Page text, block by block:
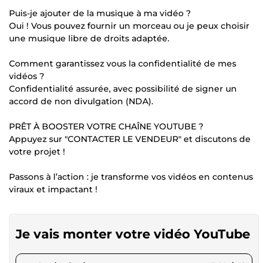
Puis-je ajouter de la musique à ma vidéo ?
Oui ! Vous pouvez fournir un morceau ou je peux choisir
une musique libre de droits adaptée.
Comment garantissez vous la confidentialité de mes
vidéos ?
Confidentialité assurée, avec possibilité de signer un
accord de non divulgation (NDA).
PRÊT À BOOSTER VOTRE CHAÎNE YOUTUBE ?
Appuyez sur "CONTACTER LE VENDEUR" et discutons de
votre projet !
Passons à l’action : je transforme vos vidéos en contenus
viraux et impactant !
Je vais monter votre vidéo YouTube